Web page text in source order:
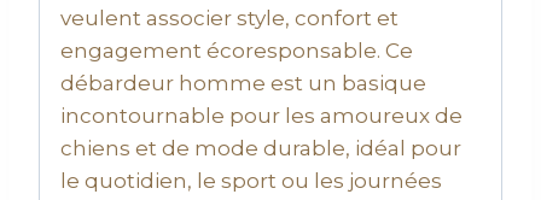
veulent associer style, confort et
engagement écoresponsable. Ce
débardeur homme est un basique
incontournable pour les amoureux de
chiens et de mode durable, idéal pour
le quotidien, le sport ou les journées